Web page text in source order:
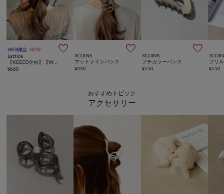
WEB限定 NEW 
Lattice
¥660

3COINS
マットラインバンス
¥330

3COINS
フチカラーバンス
¥550
フリ
¥550
おすすめトピック
アクセサリー